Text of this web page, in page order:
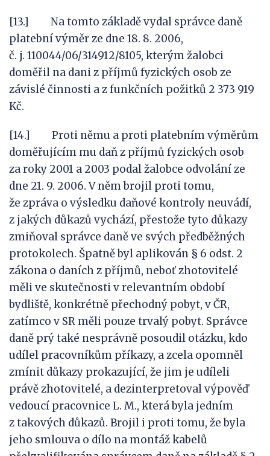
[13.] Na tomto základě vydal správce daně
platební výměr ze dne 18. 8. 2006,
č. j. 110044/06/314912/8105, kterým žalobci
doměřil na dani z příjmů fyzických osob ze
závislé činnosti a z funkčních požitků 2 373 919
Kč.
[14.] Proti němu a proti platebním výměrům
doměřujícím mu daň z příjmů fyzických osob
za roky 2001 a 2003 podal žalobce odvolání ze
dne 21. 9. 2006. V něm brojil proti tomu,
že zpráva o výsledku daňové kontroly neuvádí,
z jakých důkazů vychází, přestože tyto důkazy
zmiňoval správce daně ve svých předběžných
protokolech. Špatně byl aplikován § 6 odst. 2
zákona o daních z příjmů, neboť zhotovitelé
měli ve skutečnosti v relevantním období
bydliště, konkrétně přechodný pobyt, v ČR,
zatímco v SR měli pouze trvalý pobyt. Správce
daně prý také nesprávně posoudil otázku, kdo
udílel pracovníkům příkazy, a zcela opomněl
zmínit důkazy prokazující, že jim je udíleli
právě zhotovitelé, a dezinterpretoval výpověď
vedoucí pracovnice L. M., která byla jedním
z takových důkazů. Brojil i proti tomu, že byla
jeho smlouva o dílo na montáž kabelů